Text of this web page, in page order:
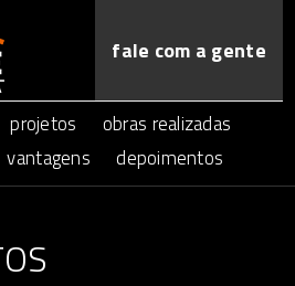
fale com a gente
projetos
obras realizadas
vantagens depoimentos